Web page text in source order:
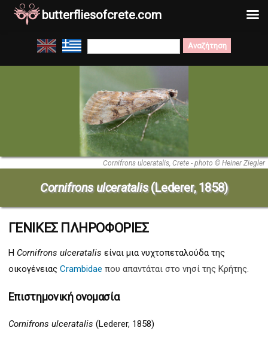
Μετάβαση
στο
Search
for:
Cornifrons ulceratalis, Crete - photo © Heiner Ziegler
Cornifrons ulceratalis(Lederer, 1858)
ΓΕΝΙΚΕΣ ΠΛΗΡΟΦΟΡΙΕΣ
Η Cornifrons ulceratalis είναι μια νυχτοπεταλούδα της
οικογένειας Crambidae που απαντάται στο νησί της Κρήτης.
Επιστημονική ονομασία
Cornifrons ulceratalis (Lederer, 1858)
butterfliesofcrete.com